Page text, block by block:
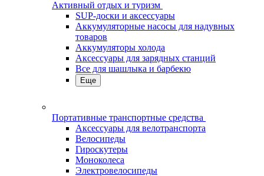
Активный отдых и туризм
SUP-доски и аксессуары
Аккумуляторные насосы для надувных
товаров
Аккумуляторы холода
Аксессуары для зарядных станций
Все для шашлыка и барбекю
Еще
Портативные транспортные средства
Аксессуары для велотранспорта
Велосипеды
Гироскутеры
Моноколеса
Электровелосипеды